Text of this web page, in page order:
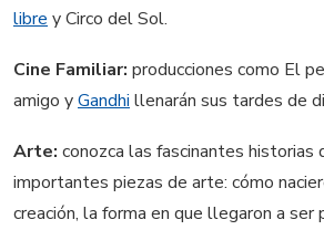
libre y Circo del Sol.
Cine Familiar: producciones como El
amigo yGandhi llenarán sus tardes de
Arte: conozca las fascinantes historias
importantes piezas de arte: cómo
creación, la forma en que llegaron a ser